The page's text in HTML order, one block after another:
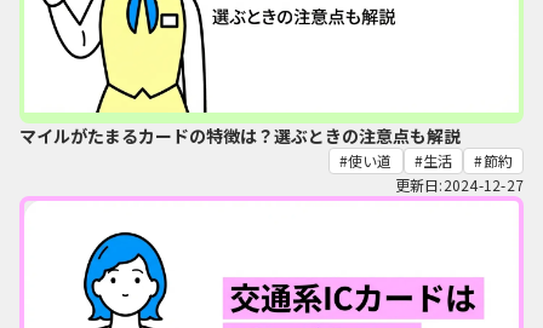
マイルがたまるカードの特徴は？選ぶときの注意点も解説
使い道 生活
節約
更新日:2024-12-27